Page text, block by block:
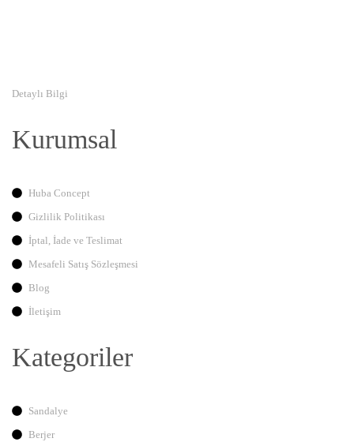
Detaylı Bilgi
Kurumsal
Huba Concept
Gizlilik Politikası
İptal, İade ve Teslimat
Mesafeli Satış Sözleşmesi
Blog
İletişim
Kategoriler
Sandalye
Berjer